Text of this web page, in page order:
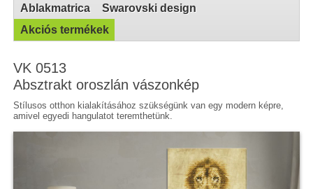
Ablakmatrica
Swarovski design
Akciós termékek
VK 0513
Absztrakt oroszlán vászonkép
Stílusos otthon kialakításához szükségünk van egy modern képre,
amivel egyedi hangulatot teremthetünk.